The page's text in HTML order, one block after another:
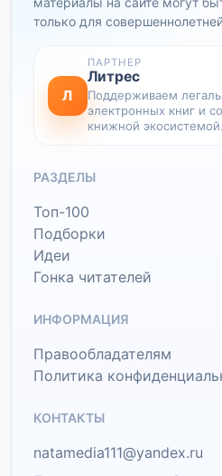
только для
Л
ПАРТНЕР
Литрес
Поддерживаем
электронных книг и
книжной экосистемой.
РАЗДЕЛЫ
Топ-100
Подборки
Идеи
Гонка читателей
ИНФОРМАЦИЯ
Правообладателям
Политика
КОНТАКТЫ
natamedia111@yandex.ru